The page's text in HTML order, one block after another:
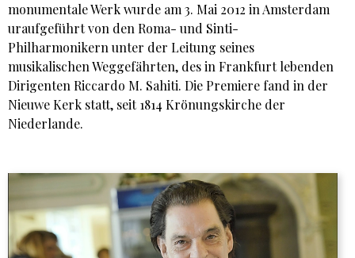
monumentale Werk wurde am 3. Mai 2012 in Amsterdam
uraufgeführt von den Roma- und Sinti-
Philharmonikern unter der Leitung seines
musikalischen Weggefährten, des in Frankfurt lebenden
Dirigenten Riccardo M. Sahiti. Die Premiere fand in der
Nieuwe Kerk statt, seit 1814 Krönungskirche der
Niederlande.